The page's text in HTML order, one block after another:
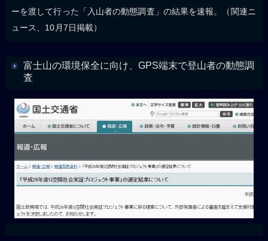
ーを渡して行った「入山者の動態調査」の結果を速報。（関連ニ
ュース、10月7日掲載）
富士山の環境保全に向け、GPS端末で登山者の動態調
査